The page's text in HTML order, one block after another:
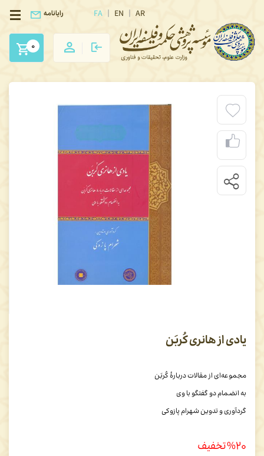
FA EN AR رایانامه
0
یادی از هانری کُربَن
مجموعه‌ای از مقالات دربارۀ کُربَن
به انضمام دو گفتگو با وی
گردآوری و تدوین شهرام پازوکی
%۲۰ تخفیف